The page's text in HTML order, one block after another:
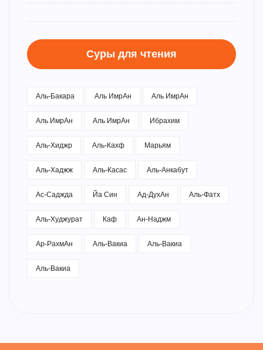
Суры для чтения
Аль-Бакара Аль ИмрАн
Аль ИмрАн
Аль ИмрАн
Аль ИмрАн
Ибрахим
Аль-Хиджр
Аль-Кахф
Марьям
Аль-Хаджж
Аль-Касас
Аль-Анкабут
Ас-Саджда
Йа Син Ад-ДухАн
Аль-Фатх
Аль-Худжурат
Каф
Ан-Наджм
Ар-РахмАн
Аль-Вакиа
Аль-Вакиа
Аль-Вакиа